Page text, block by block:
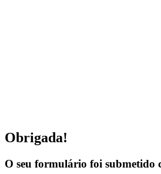
Obrigada!
O seu formulário foi submetido